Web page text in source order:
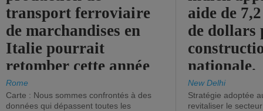
transport ferroviaire
de marchandises en
Italie pourrait
retomber cette année
aux niveaux de 2015.
Rome
Carte : Nous sommes confrontés à des
données qui dépassent toutes les
aide de
de dollars
nationale.
New Delhi
Stratégie adoptée
revitaliser le secteur